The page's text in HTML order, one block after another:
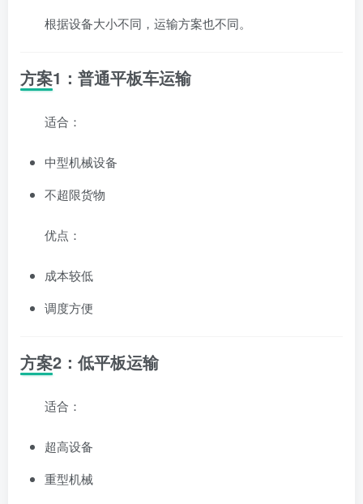
根据设备大小不同，运输方案也不同。
方案1：普通平板车运输
适合：
中型机械设备
不超限货物
优点：
成本较低
调度方便
方案2：低平板运输
适合：
超高设备
重型机械